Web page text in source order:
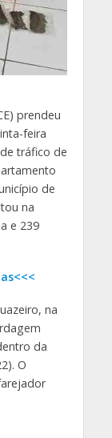
prendeu
feira
tráfico de
de
na
e 239
na
da
O